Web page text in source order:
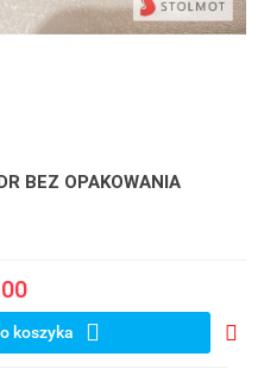
BEZ OPAKOWANIA
koszyka